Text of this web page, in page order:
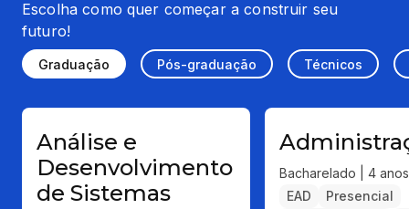
Escolha como quer começar a construir seu
futuro!
Graduação Pós-graduação Técnicos
Análise e
Desenvolvimento
de Sistemas
Bacharelado | 4 anos
EAD
Presencial